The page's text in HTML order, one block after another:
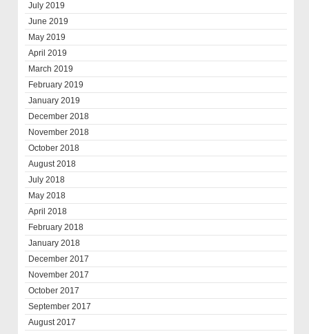
July 2019
June 2019
May 2019
April 2019
March 2019
February 2019
January 2019
December 2018
November 2018
October 2018
August 2018
July 2018
May 2018
April 2018
February 2018
January 2018
December 2017
November 2017
October 2017
September 2017
August 2017